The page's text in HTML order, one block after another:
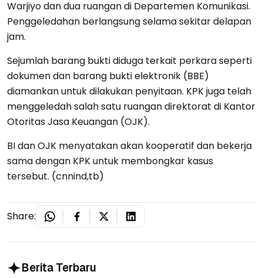
Warjiyo dan dua ruangan di Departemen Komunikasi.
Penggeledahan berlangsung selama sekitar delapan
jam.
Sejumlah barang bukti diduga terkait perkara seperti
dokumen dan barang bukti elektronik (BBE)
diamankan untuk dilakukan penyitaan. KPK juga telah
menggeledah salah satu ruangan direktorat di Kantor
Otoritas Jasa Keuangan (OJK).
BI dan OJK menyatakan akan kooperatif dan bekerja
sama dengan KPK untuk membongkar kasus
tersebut. (cnnind,tb)
Share:
Berita Terbaru